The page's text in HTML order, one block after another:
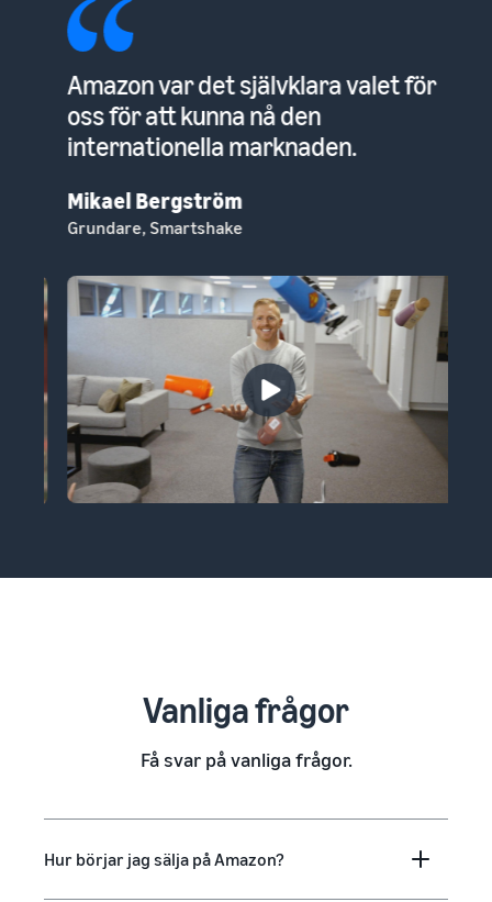
Amazon var det självklara valet för
oss för att kunna nå den
internationella marknaden.
Mikael Bergström
Grundare, Smartshake
Vanliga frågor
Få svar på vanliga frågor.
Hur börjar jag sälja på Amazon?